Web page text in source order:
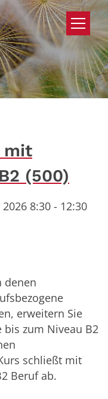
mit
(500)
8:30 - 12:30
denen
erweitern Sie
zum Niveau B2
schließt mit
Beruf ab.